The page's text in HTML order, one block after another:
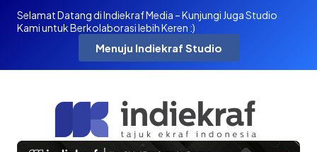
Selamat Datang di Indiekraf Media – Kunjungi Juga Studio
Kami untuk Berkolaborasi lebih Keren :)
Menuju Indiekraf Studio